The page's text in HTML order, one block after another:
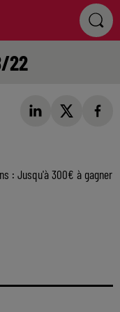
22
: Jusqu'à 300€ à gagner